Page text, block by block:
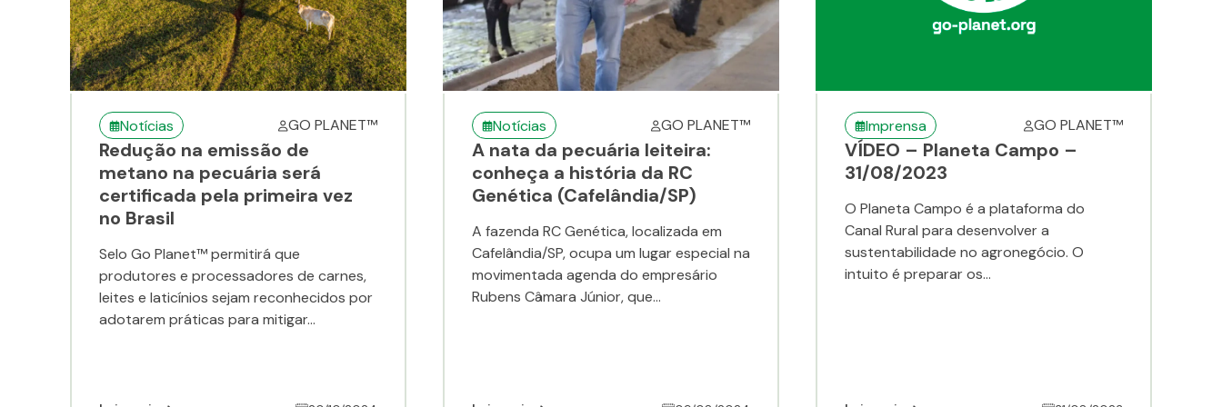
Notícias GO PLANET™
Redução na emissão de
metano na pecuária será
certificada pela primeira vez
no Brasil
Selo Go Planet™ permitirá que
produtores e processadores de carnes,
leites e laticínios sejam reconhecidos por
adotarem práticas para mitigar...
Notícias GO PLANET™
A nata da pecuária leiteira:
conheça a história da RC
Genética (Cafelândia/SP)
A fazenda RC Genética, localizada em
Cafelândia/SP, ocupa um lugar especial na
movimentada agenda do empresário
Rubens Câmara Júnior, que...
Imprensa GO PLANET™
VÍDEO – Planeta Campo –
31/08/2023
O Planeta Campo é a plataforma do
Canal Rural para desenvolver a
sustentabilidade no agronegócio. O
intuito é preparar os...